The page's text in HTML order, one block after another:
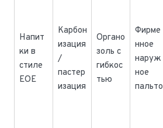
Напит
ки в
стиле
EOE
Карбон
изация
/
пастер
изация
Органо
золь с
гибкос
тью
Фирме
нное
наруж
ное
пальто